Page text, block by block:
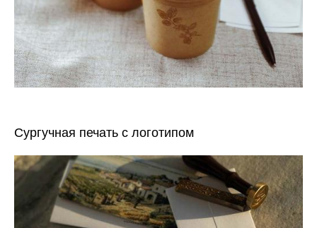
Сургучная печать с логотипом